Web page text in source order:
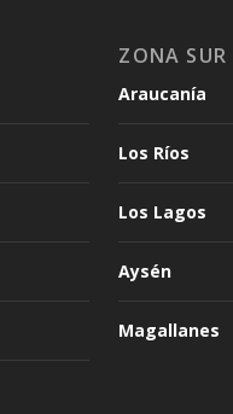
ZONA SUR
Araucanía
Los Ríos
Los Lagos
Aysén
Magallanes